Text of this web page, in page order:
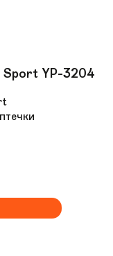
Sport YP-3204